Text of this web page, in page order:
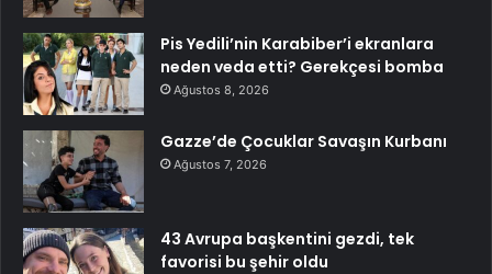
Pis Yedili’nin Karabiber’i ekranlara
neden veda etti? Gerekçesi bomba
Ağustos 8, 2026
Gazze’de Çocuklar Savaşın Kurbanı
Ağustos 7, 2026
43 Avrupa başkentini gezdi, tek
favorisi bu şehir oldu